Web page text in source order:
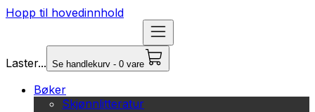
Hopp til hovedinnhold
Laster... Se handlekurv - 0 vare
Bøker
Skjønnlitteratur